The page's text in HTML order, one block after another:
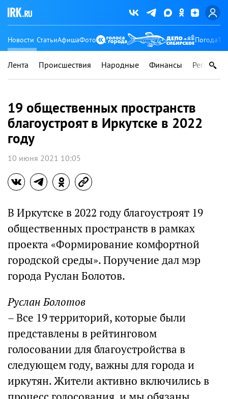
Новости СтатьиАфишаФото Погода
Лента Происшествия Народные Финансы Регионы
19 общественных пространств
благоустроят в Иркутске в 2022
году
10 июня 2021 10:05
В Иркутске в 2022 году благоустроят 19
общественных пространств в рамках
проекта «Формирование комфортной
городской среды». Поручение дал мэр
города Руслан Болотов.
Руслан Болотов
– Все 19 территорий, которые были
представлены в рейтинговом
голосовании для благоустройства в
следующем году, важны для города и
иркутян. Жители активно включились в